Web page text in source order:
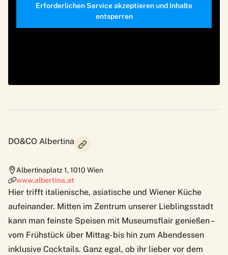
Erforderlichen Service akzeptieren und Inhalte
entsperren
DO&CO Albertina
Albertinaplatz 1,1010 Wien
www.albertina.at
Hier trifft italienische, asiatische und Wiener Küche
aufeinander. Mitten im Zentrum unserer Lieblingsstadt
kann man feinste Speisen mit Museumsflair genießen –
vom Frühstück über Mittag- bis hin zum Abendessen
inklusive Cocktails. Ganz egal, ob ihr lieber vor dem